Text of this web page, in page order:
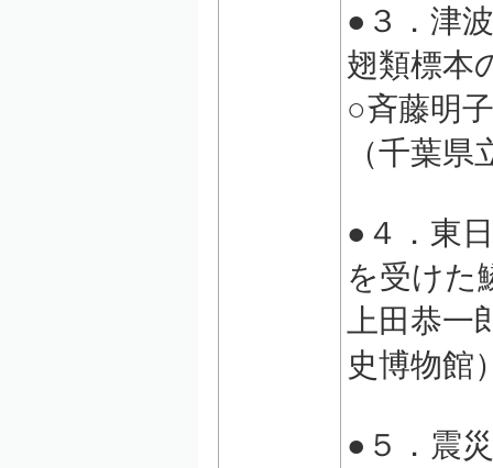
●３．津
翅類標本
○斉藤明
（千葉
●４．東
を受けた
上田恭
史博物館
●５．震